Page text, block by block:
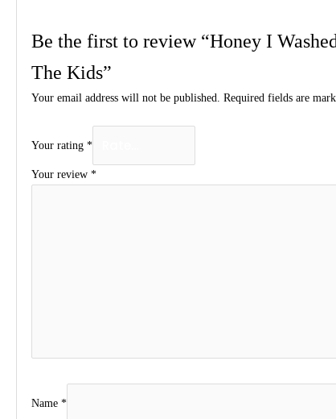
Be the first to review “Honey I
The Kids”
Your email address will not be published. Required fields are
Your rating*
Your review*
Name*